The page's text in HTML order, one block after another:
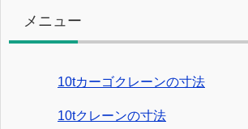
メニュー
10tカーゴクレーンの寸法
10tクレーンの寸法